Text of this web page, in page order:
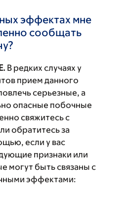
эффектах мне
сообщать
В редких случаях у
прием данного
серьезные, а
опасные побочные
свяжитесь с
обратитесь за
если у вас
признаки или
могут быть связаны с
эффектами: